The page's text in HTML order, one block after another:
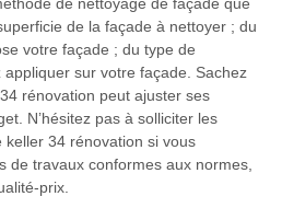
de nettoyage de façade que
de la façade à nettoyer ; du
votre façade ; du type de
sur votre façade. Sachez
rénovation peut ajuster ses
N’hésitez pas à solliciter les
34 rénovation si vous
de travaux conformes aux normes,
prix.